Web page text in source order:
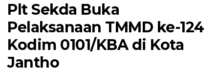
Plt Sekda Buka
Pelaksanaan TMMD ke-124
Kodim 0101/KBA di Kota
Jantho